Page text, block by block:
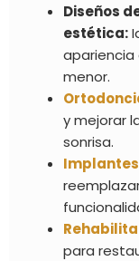
Diseños
estética:
apariencia
menor.
y mejorar
sonrisa.
para